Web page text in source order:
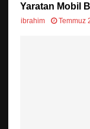
Yaratan Mobil
ibrahim Temmuz